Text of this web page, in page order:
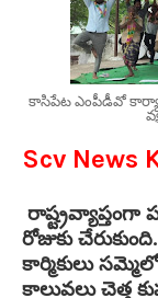
కాసిపేట ఎంపీడీవో
Scv News
రోజుకు
కార్మికులు
కాలువలు చెత్త